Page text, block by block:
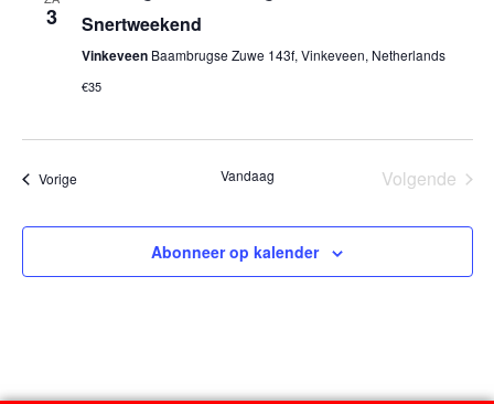
3 Snertweekend
Vinkeveen Baambrugse Zuwe 143f, Vinkeveen, Netherlands
€35
VorigeEvenementen Vandaag Volgende
Abonneer op kalender